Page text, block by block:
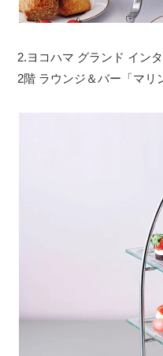
2.ヨコハマ グランド イン
2階 ラウンジ＆バー「マリ